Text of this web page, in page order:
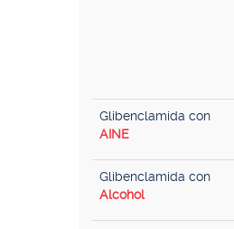
Glibenclamida con
AINE
Glibenclamida con
Alcohol